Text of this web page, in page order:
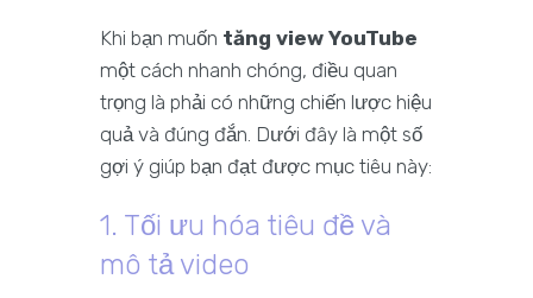
Khi bạn muốn tăng view YouTube
một cách nhanh chóng, điều quan
trọng là phải có những chiến lược hiệu
quả và đúng đắn. Dưới đây là một số
gợi ý giúp bạn đạt được mục tiêu này:
1. Tối ưu hóa tiêu đề và
mô tả video